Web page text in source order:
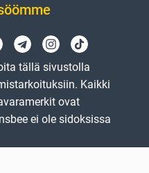
tällä sivustolla
Kaikki
ovat
ei ole sidoksissa